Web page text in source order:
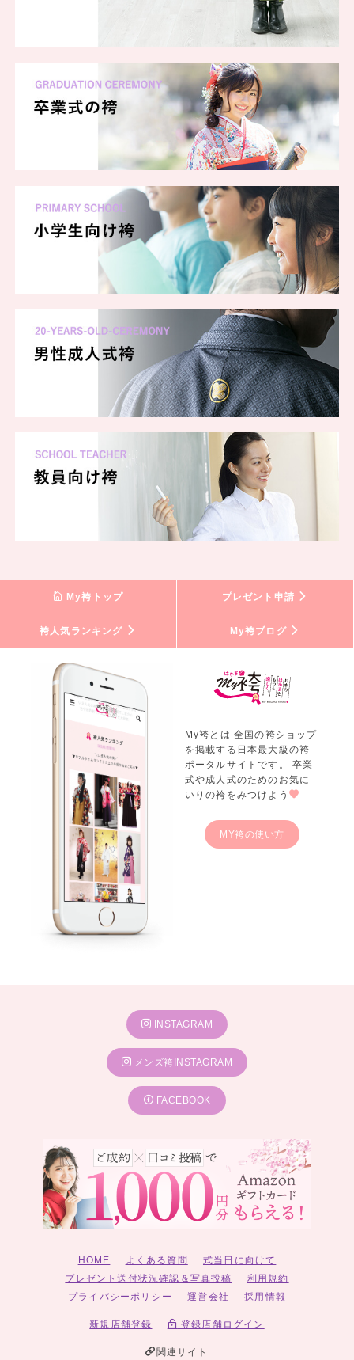
My袴トップ プレゼント申請
袴人気ランキング My袴ブログ
My袴とは 全国の袴ショップ
を掲載する日本最大級の袴
ポータルサイトです。 卒業
式や成人式のためのお気に
いりの袴をみつけよう
MY袴の使い方
INSTAGRAM
メンズ袴INSTAGRAM
FACEBOOK
HOME よくある質問
式当日に向けて
プレゼント送付状況確認＆写真投稿
利用規約
プライバシーポリシー
運営会社 採用情報
新規店舗登録 登録店舗ログイン
関連サイト